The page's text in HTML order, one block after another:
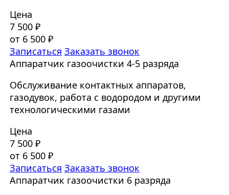
Цена
7 500 ₽
от 6 500 ₽
Записаться Заказать звонок
Аппаратчик газоочистки 4-5 разряда
Обслуживание контактных аппаратов,
газодувок, работа с водородом и другими
технологическими газами
Цена
7 500 ₽
от 6 500 ₽
Записаться Заказать звонок
Аппаратчик газоочистки 6 разряда